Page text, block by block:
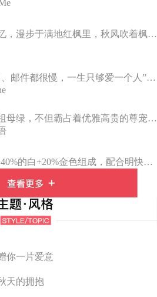
灵感源自秋日里的温暖回忆，漫步于满地红枫里，秋风吹着枫叶飒飒作响，我看着漫天的霞光，脑海里灵感渐渐浮现，希望绘出一场如秋意般温柔的婚礼，将所有的美好定格于此。
灵感源自木心的诗“车、马、邮件都很慢，一生只够爱一个人”。那是一个情书里的年代，见字如面，纸短情长，想为你再写一纸情书，一字一句掂量，把文字写成我思念的模样。
灵感源于皇室绿宝石——祖母绿，不但霸占着优雅高贵的尊宠，且没有一种绿可以比之更美。
整场婚礼色调以40%的绿+40%的白+20%金色组成，配合明快的色调流露出生机盎然，既维持极简线条设计感，又巧妙把握住视觉情绪。